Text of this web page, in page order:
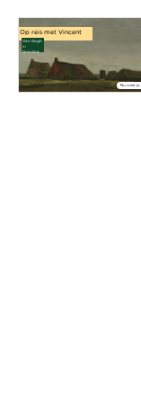
Op reis met Vincent
Nu weet je...
Van Gogh
in
Drenthe